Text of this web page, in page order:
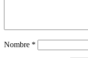
Nombre *